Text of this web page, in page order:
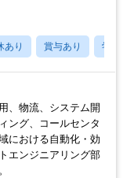
あり 賞与あり 学歴不
、物流、システム開
ング、コールセンタ
における自動化・効
エンジニアリング部